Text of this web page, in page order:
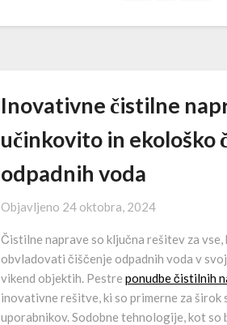
Inovativne čistilne
učinkovito in ekološko
odpadnih voda
Objavljeno 24 oktobra, 2024
Čistilne naprave so ključna rešitev za
obvladovati čiščenje odpadnih voda v
vikend objektih. Pestre ponudbe čistilnih
inovativne rešitve, ki so primerne za širok
uporabnikov. Sodobne tehnologije, kot so